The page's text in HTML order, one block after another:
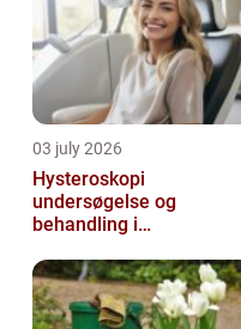
03 july 2026
Hysteroskopi
undersøgelse og
behandling i